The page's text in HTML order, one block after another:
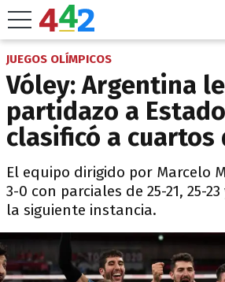
JUEGOS OLÍMPICOS
Vóley: Argentina
partidazo a
clasificó a cuartos
El equipo dirigido por Marcelo
3-0 con parciales de 25-21, 25-
la siguiente instancia.